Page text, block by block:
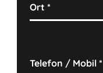
Ort*
Telefon / Mobil*